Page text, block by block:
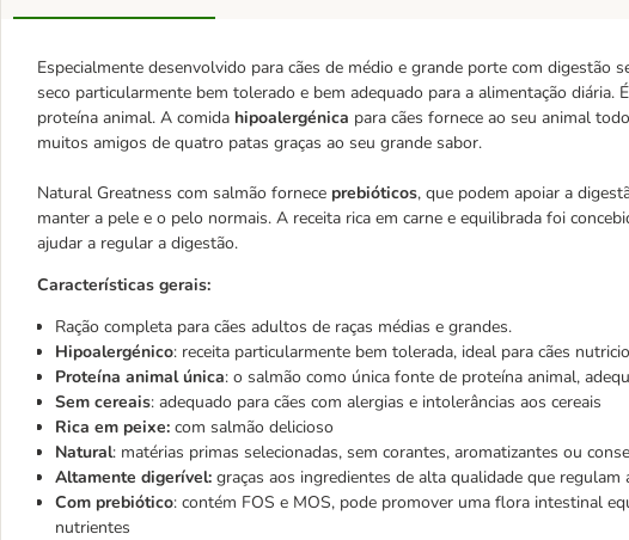
Especialmente desenvolvido para cães de médio e grande porte com digestão
seco particularmente bem tolerado e bem adequado para a alimentação diária. É
proteína animal. A comida hipoalergénica para cães fornece ao seu animal
muitos amigos de quatro patas graças ao seu grande sabor.
Natural Greatness com salmão fornece prebióticos, que podem apoiar a
manter a pele e o pelo normais. A receita rica em carne e equilibrada foi
ajudar a regular a digestão.
Características gerais:
Ração completa para cães adultos de raças médias e grandes.
Hipoalergénico: receita particularmente bem tolerada, ideal para cães
Proteína animal única: o salmão como única fonte de proteína animal,
Sem cereais: adequado para cães com alergias e intolerâncias aos cereais
Rica em peixe: com salmão delicioso
Natural: matérias primas selecionadas, sem corantes, aromatizantes ou
Altamente digerível: graças aos ingredientes de alta qualidade que regulam
Com prebiótico: contém FOS e MOS, pode promover uma flora intestinal
nutrientes